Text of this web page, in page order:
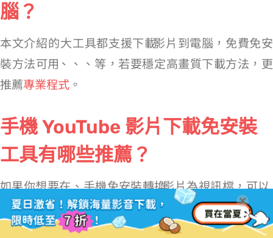
腦？
本文介紹的 8 大工具都支援下載 YouTube MP4 影片到電腦，免費免安
裝方法可用 noTube、SubEasy、Downr、ClipConverter 等，若要穩定高畫質下載方法，更
推薦專業程式 。
手機 YouTube 影片下載免安裝
工具有哪些推薦？
如果你想要在 Android、iPhone 手機免安裝轉換 YouTube 影片為 MP4 視訊檔，可以
直接在手機瀏覽器訪問文章提到的線上 YouTube 轉換器，它們
沒有裝置、作業系統的限制。一般來說，只要你的瀏